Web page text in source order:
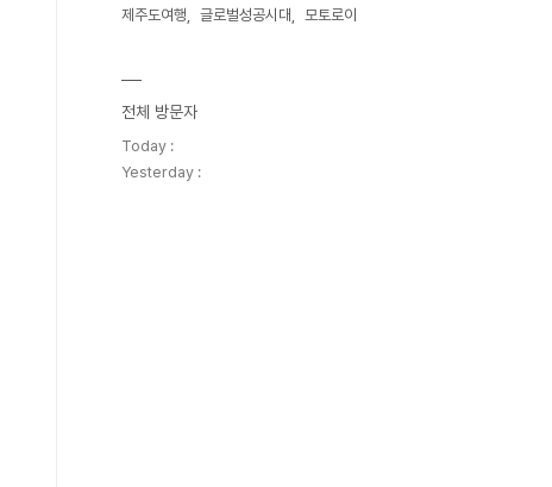
제주도여행
글로벌성공시대 모토로이
전체 방문자
Today :
Yesterday :